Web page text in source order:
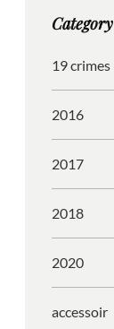
r
m
o
Category
19 crimes
2016
2017
2018
2020
accessoir